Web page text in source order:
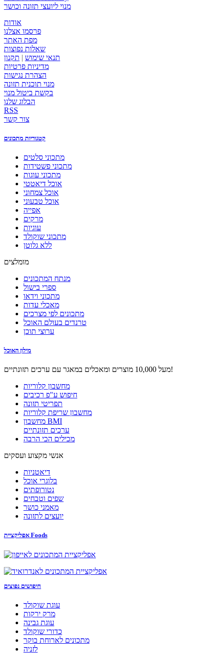
מנוי ליועצי תזונה וכושר
אודות
פרסמו אצלנו
מפת האתר
שאלות נפוצות
תנאי שימוש | תקנון
מדיניות פרטיות
הצהרת נגישות
מנוי תוכנית תזונה
בקשת ביטול מנוי
הבלוג שלנו
RSS
צור קשר
קטגוריות מתכונים
מתכוני סלטים
מתכוני פשטידות
מתכוני עוגות
אוכל דיאטטי
אוכל צמחוני
אוכל טבעוני
אפייה
מרקים
עוגיות
מתכוני שוקולד
ללא גלוטן
מומלצים
מנתח המתכונים
ספרי בישול
מתכוני וידאו
מאכלי עדות
מתכונים לפי מצרכים
טרנדים בעולם האוכל
ערוצי תוכן
מילון האוכל
מעל 10,000 מוצרים ומאכלים במאגר עם ערכים תזונתיים!
מחשבון קלוריות
חיפוש ע"פ רכיבים
תפריטי תזונה
מחשבון שריפת קלוריות
מחשבון BMI
ערכים תזונתיים
מכילים הכי הרבה
אנשי מקצוע ועסקים
דיאטניות
בלוגרי אוכל
נטורופתים
שפים וטבחים
מאמני כושר
יועצים לתזונה
אפליקציית Foods
חיפושים נפוצים
עוגת שוקולד
מרק ירקות
עוגת גבינה
כדורי שוקולד
מתכונים לארוחת בוקר
לזניה